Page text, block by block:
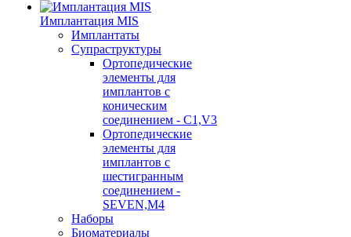
Имплантация MIS
Имплантаты
Супраструктуры
Ортопедические
элементы для
имплантов с
коническим
соединением - C1,V3
Ортопедические
элементы для
имплантов с
шестигранным
соединением -
SEVEN,M4
Наборы
Биоматериалы